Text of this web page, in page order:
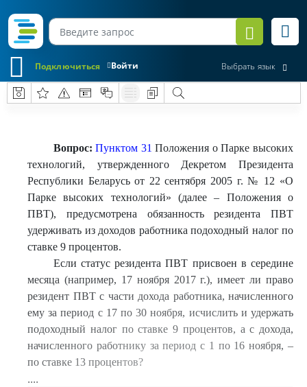
Войти
Подключиться Выбрать язык
Вопрос: Пунктом 31 Положения о Парке высоких
технологий, утвержденного Декретом Президента
Республики Беларусь от 22 сентября 2005 г. № 12 «О
Парке высоких технологий» (далее – Положения о
ПВТ), предусмотрена обязанность резидента ПВТ
удерживать из доходов работника подоходный налог по
ставке 9 процентов.
Если статус резидента ПВТ присвоен в середине
месяца (например, 17 ноября 2017 г.), имеет ли право
резидент ПВТ с части дохода работника, начисленного
ему за период с 17 по 30 ноября, исчислить и удержать
подоходный налог по ставке 9 процентов, а с дохода,
начисленного работнику за период с 1 по 16 ноября, –
по ставке 13 процентов?
....